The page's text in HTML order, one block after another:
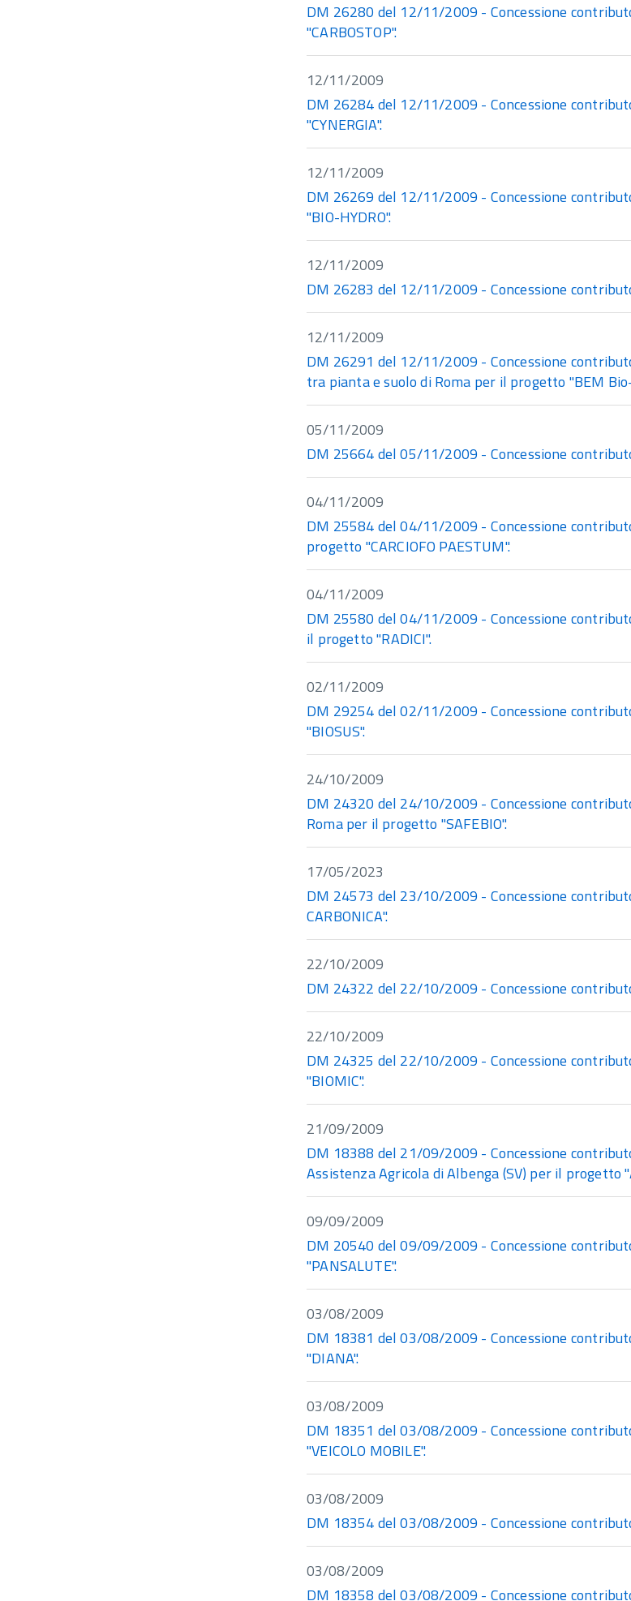
DM 26280 del 12/11/2009 - Concessione
"CARBOSTOP".
12/11/2009
DM 26284 del 12/11/2009 - Concessione
"CYNERGIA".
12/11/2009
DM 26269 del 12/11/2009 - Concessione
"BIO-HYDRO".
12/11/2009
DM 26283 del 12/11/2009 - Concessione
12/11/2009
DM 26291 del 12/11/2009 - Concessione
tra pianta e suolo di Roma per il progetto "BEM
05/11/2009
DM 25664 del 05/11/2009 - Concessione
04/11/2009
DM 25584 del 04/11/2009 - Concessione
progetto "CARCIOFO PAESTUM".
04/11/2009
DM 25580 del 04/11/2009 - Concessione
il progetto "RADICI".
02/11/2009
DM 29254 del 02/11/2009 - Concessione
"BIOSUS".
24/10/2009
DM 24320 del 24/10/2009 - Concessione
Roma per il progetto "SAFEBIO".
17/05/2023
DM 24573 del 23/10/2009 - Concessione
CARBONICA".
22/10/2009
DM 24322 del 22/10/2009 - Concessione
22/10/2009
DM 24325 del 22/10/2009 - Concessione
"BIOMIC".
21/09/2009
DM 18388 del 21/09/2009 - Concessione
Assistenza Agricola di Albenga (SV) per il progetto
09/09/2009
DM 20540 del 09/09/2009 - Concessione
"PANSALUTE".
03/08/2009
DM 18381 del 03/08/2009 - Concessione
"DIANA".
03/08/2009
DM 18351 del 03/08/2009 - Concessione
"VEICOLO MOBILE".
03/08/2009
DM 18354 del 03/08/2009 - Concessione
03/08/2009
DM 18358 del 03/08/2009 - Concessione